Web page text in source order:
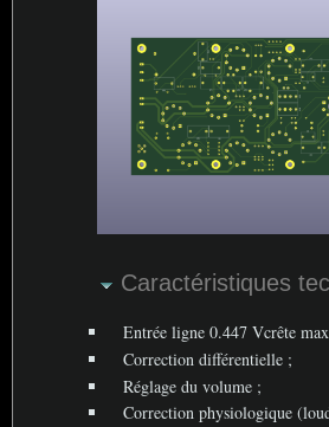
Caractéristiques
Entrée ligne 0.447 Vcrête
Correction différentielle ;
Réglage du volume ;
Correction physiologique